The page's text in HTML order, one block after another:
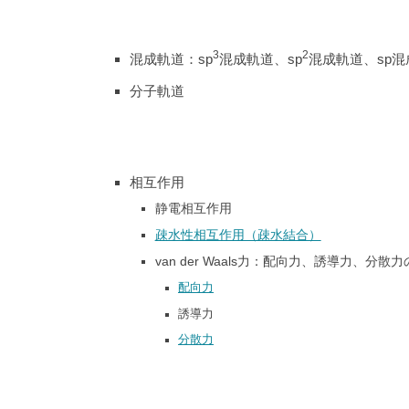
混成軌道：sp3混成軌道、sp2混成軌道、sp混
分子軌道
相互作用
静電相互作用
疎水性相互作用（疎水結合）
van der Waals力：配向力、誘導力、分散力
配向力
誘導力
分散力